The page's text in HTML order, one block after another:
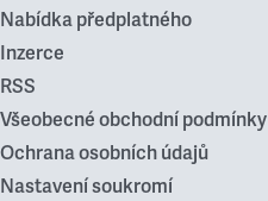
Nabídka předplatného
Inzerce
RSS
Všeobecné obchodní podmínky
Ochrana osobních údajů
Nastavení soukromí